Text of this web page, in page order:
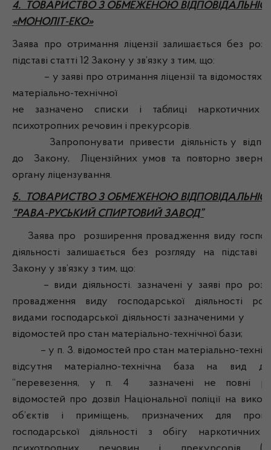
4. ТОВАРИСТВО З ОБМЕЖЕНОЮ
«МОНОЛІТ-ЕКО»
Заява про отримання ліцензії залишається без
підставі статті 12 Закону у зв’язку з тим, що:
– у заяві про отримання ліцензії та відомостях
матеріально-технічної
не зазначено списки і таблиці наркотичних
психотропних речовин і прекурсорів.
Запропонувати привести діяльність у
до Закону, Ліцензійних умов та повторно
органу ліцензування.
5. ТОВАРИСТВО З ОБМЕЖЕНОЮ
“РАВА-РУСЬКИЙ СПИРТОВИЙ ЗАВОД”
Заява про розширення провадження виду
діяльності залишається без розгляду на підставі
Закону у зв’язку з тим, що:
– види діяльності. зазначені у заяві про
провадження виду господарської діяльності
видами господарської діяльності
відомостей про стан матеріально-технічної бази;
– у п. 3. відомостей про стан матеріально-
відсутня матеріално-технічна база на вид
“перевезення, у п. 4 зазначені не повні
відомостей про дозвіл Національної поліції на
об’єктів і приміщень, призначених для
господарської діяльності з обігу наркотичних